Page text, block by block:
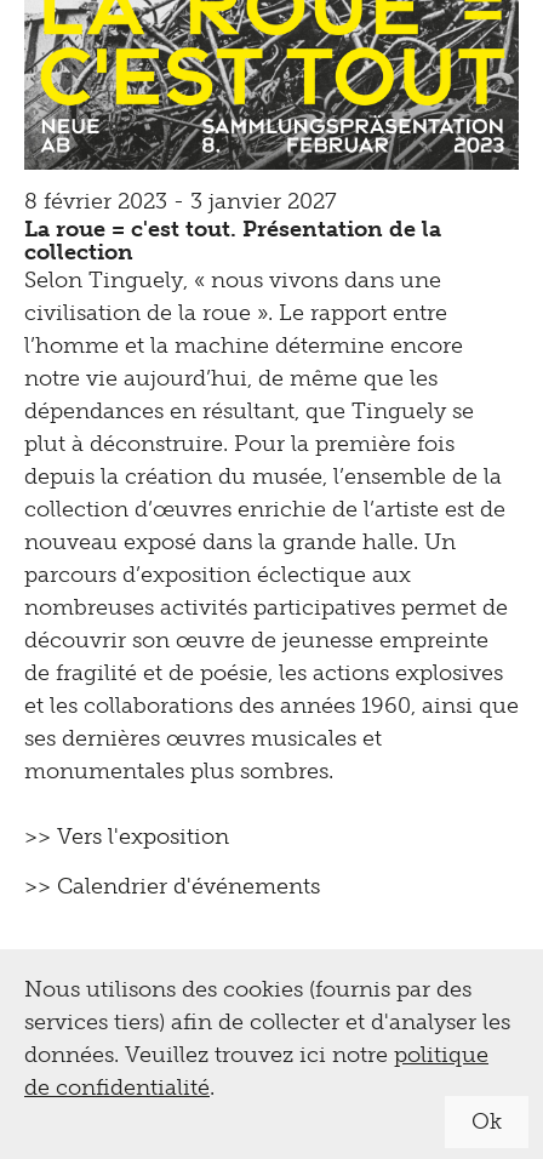
8 février 2023 - 3 janvier 2027
La roue = c'est tout. Présentation de la
collection
Selon Tinguely, « nous vivons dans une
civilisation de la roue ». Le rapport entre
l’homme et la machine détermine encore
notre vie aujourd’hui, de même que les
dépendances en résultant, que Tinguely se
plut à déconstruire. Pour la première fois
depuis la création du musée, l’ensemble de la
collection d’œuvres enrichie de l’artiste est de
nouveau exposé dans la grande halle. Un
parcours d’exposition éclectique aux
nombreuses activités participatives permet de
découvrir son œuvre de jeunesse empreinte
de fragilité et de poésie, les actions explosives
et les collaborations des années 1960, ainsi que
ses dernières œuvres musicales et
monumentales plus sombres.
>> Vers l'exposition
>> Calendrier d'événements
Nous utilisons des cookies (fournis par des
services tiers) afin de collecter et d'analyser les
données. Veuillez trouvez ici notre politique
de confidentialité.
Ok